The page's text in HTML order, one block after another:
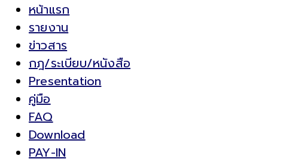
หน้าแรก
รายงาน
ข่าวสาร
กฎ/ระเบียบ/หนังสือ
Presentation
คู่มือ
FAQ
Download
PAY-IN